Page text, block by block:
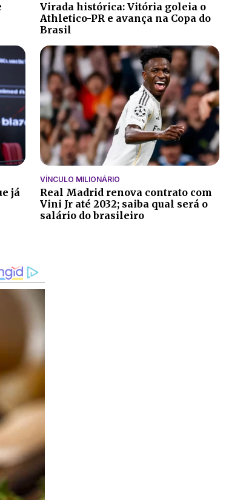
Virada histórica: Vitória goleia o
Athletico-PR e avança na Copa do
Brasil
já
VÍNCULO MILIONÁRIO
Real Madrid renova contrato com
Vini Jr até 2032; saiba qual será o
salário do brasileiro